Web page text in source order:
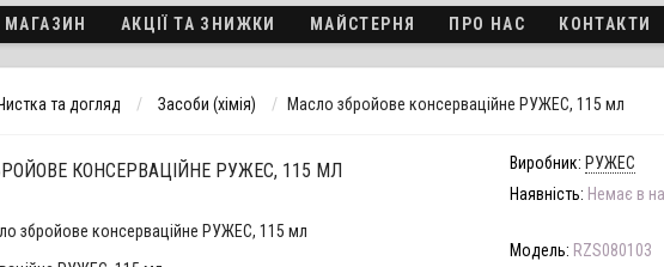
МАГАЗИН АКЦІЇ ТА ЗНИЖКИ МАЙСТЕРНЯ ПРО НАС КОНТАКТИ
та догляд Засоби (хімія) Масло збройове консерваційне РУЖЕС, 115 мл
КОНСЕРВАЦІЙНЕ РУЖЕС, 115 МЛ Виробник: РУЖЕС
Наявність: Немає в
Модель: RZS080103